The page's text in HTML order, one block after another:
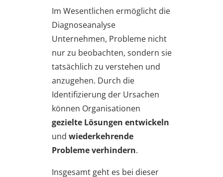
Im Wesentlichen ermöglicht die
Diagnoseanalyse
Unternehmen, Probleme nicht
nur zu beobachten, sondern sie
tatsächlich zu verstehen und
anzugehen. Durch die
Identifizierung der Ursachen
können Organisationen
gezielte Lösungen entwickeln
und wiederkehrende
Probleme verhindern.
Insgesamt geht es bei dieser